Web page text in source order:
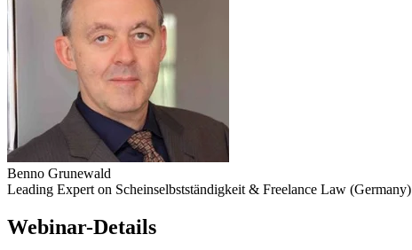
Benno Grunewald
Leading Expert on Scheinselbstständigkeit & Freelance Law (Germany)
Webinar-Details